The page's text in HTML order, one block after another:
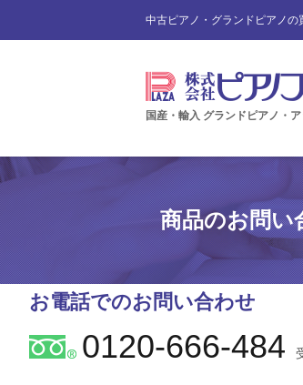
中古ピアノ・グランドピアノ
国産・輸入 グランドピアノ・
商品のお問い
お電話でのお問い合わせ
0120-666-484